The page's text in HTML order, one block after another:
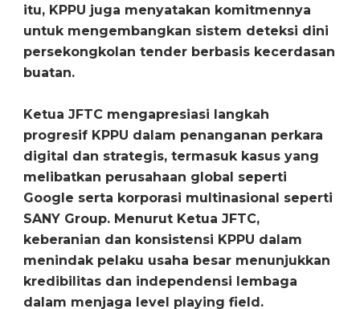
itu, KPPU juga menyatakan komitmennya
untuk mengembangkan sistem deteksi dini
persekongkolan tender berbasis kecerdasan
buatan.
Ketua JFTC mengapresiasi langkah
progresif KPPU dalam penanganan perkara
digital dan strategis, termasuk kasus yang
melibatkan perusahaan global seperti
Google serta korporasi multinasional seperti
SANY Group. Menurut Ketua JFTC,
keberanian dan konsistensi KPPU dalam
menindak pelaku usaha besar menunjukkan
kredibilitas dan independensi lembaga
dalam menjaga level playing field.